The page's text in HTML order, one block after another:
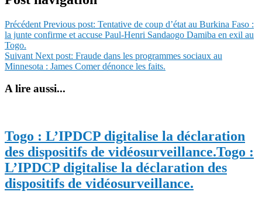
Précédent Previous post: Tentative de coup d’état au Burkina Faso :
la junte confirme et accuse Paul-Henri Sandaogo Damiba en exil au
Togo.
Suivant Next post: Fraude dans les programmes sociaux au
Minnesota : James Comer dénonce les faits.
A lire aussi...
Togo : L’IPDCP digitalise la déclaration
des dispositifs de vidéosurveillance.Togo :
L’IPDCP digitalise la déclaration des
dispositifs de vidéosurveillance.